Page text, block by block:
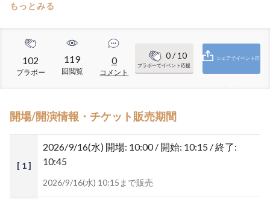
もっとみる
102
ブラボー
119
回閲覧
0
コメント
0/ 10
ブラボーでイベント応援
シェアでイベント応
開場/開演情報・チケット販売期間
[ 1 ]
2026/9/16(水) 開場: 10:00 / 開始: 10:15 / 終了:
10:45
2026/9/16(水) 10:15まで販売